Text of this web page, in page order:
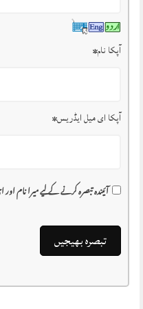
آپکا نام*
آپکا ای میل ایڈریس*
آئیندہ تبصرہ کرنے کے لیے میرا نام